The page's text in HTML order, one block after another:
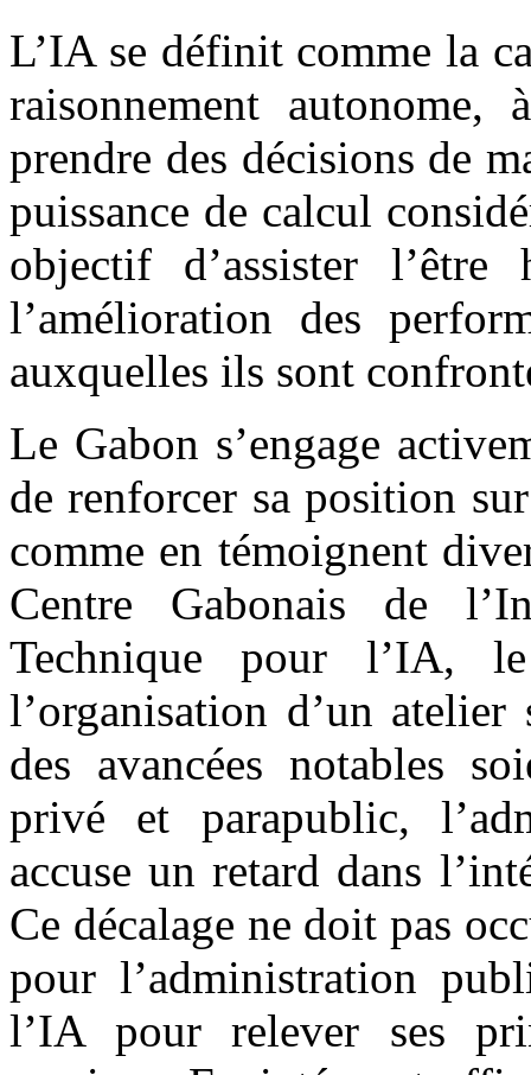
L’IA se définit comme la
raisonnement
prendre des décisions de
puissance de calcul
objectif d’assister
l’amélioration des
auxquelles ils sont
Le Gabon s’engage
de renforcer sa position
comme en témoignent
Centre Gabonais de
Technique pour l’IA,
l’organisation d’un
des avancées notables
privé et parapublic,
accuse un retard dans
Ce décalage ne doit pas
pour l’administration
l’IA pour relever ses